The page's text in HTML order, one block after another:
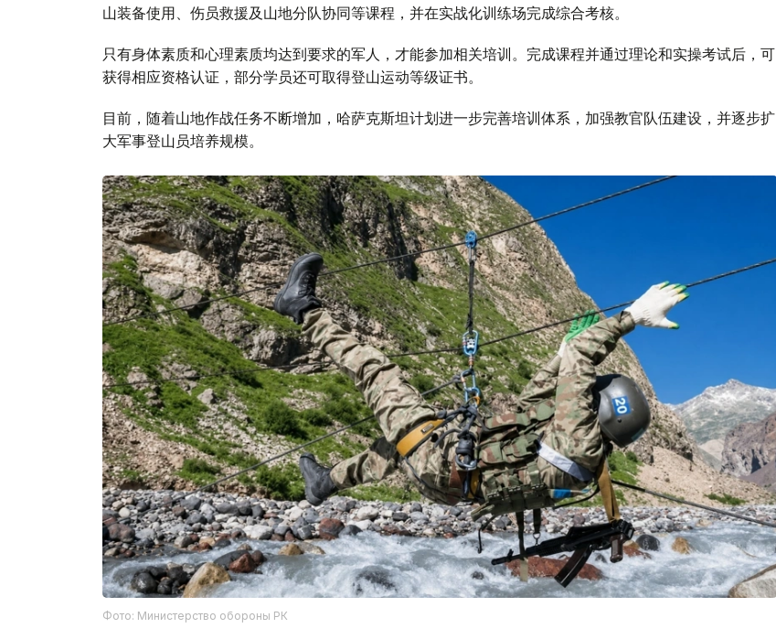
山装备使用、伤员救援及山地分队协同等课程，并在实战化训练场完成综合考核。
只有身体素质和心理素质均达到要求的军人，才能参加相关培训。完成课程并通过理论和实操考试后，可
获得相应资格认证，部分学员还可取得登山运动等级证书。
目前，随着山地作战任务不断增加，哈萨克斯坦计划进一步完善培训体系，加强教官队伍建设，并逐步扩
大军事登山员培养规模。
Фото: Министерство обороны РК